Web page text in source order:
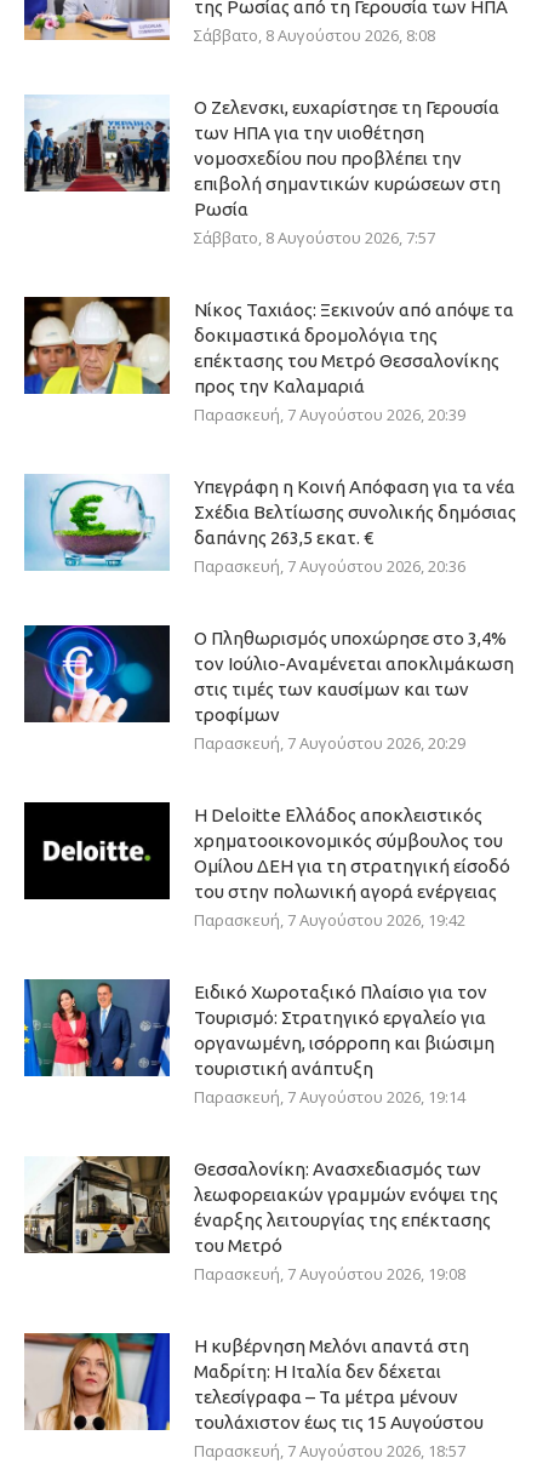
της Ρωσίας από τη Γερουσία των ΗΠΑ
Σάββατο, 8 Αυγούστου 2026, 8:08
Ο Ζελενσκι, ευχαρίστησε τη Γερουσία
των ΗΠΑ για την υιοθέτηση
νομοσχεδίου που προβλέπει την
επιβολή σημαντικών κυρώσεων στη
Ρωσία
Σάββατο, 8 Αυγούστου 2026, 7:57
Νίκος Ταχιάος: Ξεκινούν από απόψε τα
δοκιμαστικά δρομολόγια της
επέκτασης του Μετρό Θεσσαλονίκης
προς την Καλαμαριά
Παρασκευή, 7 Αυγούστου 2026, 20:39
Υπεγράφη η Κοινή Απόφαση για τα νέα
Σχέδια Βελτίωσης συνολικής δημόσιας
δαπάνης 263,5 εκατ. €
Παρασκευή, 7 Αυγούστου 2026, 20:36
Ο Πληθωρισμός υποχώρησε στο 3,4%
τον Ιούλιο-Αναμένεται αποκλιμάκωση
στις τιμές των καυσίμων και των
τροφίμων
Παρασκευή, 7 Αυγούστου 2026, 20:29
Η Deloitte Ελλάδος αποκλειστικός
χρηματοοικονομικός σύμβουλος του
Ομίλου ΔΕΗ για τη στρατηγική είσοδό
του στην πολωνική αγορά ενέργειας
Παρασκευή, 7 Αυγούστου 2026, 19:42
Ειδικό Χωροταξικό Πλαίσιο για τον
Τουρισμό: Στρατηγικό εργαλείο για
οργανωμένη, ισόρροπη και βιώσιμη
τουριστική ανάπτυξη
Παρασκευή, 7 Αυγούστου 2026, 19:14
Θεσσαλονίκη: Ανασχεδιασμός των
λεωφορειακών γραμμών ενόψει της
έναρξης λειτουργίας της επέκτασης
του Μετρό
Παρασκευή, 7 Αυγούστου 2026, 19:08
Η κυβέρνηση Μελόνι απαντά στη
Μαδρίτη: Η Ιταλία δεν δέχεται
τελεσίγραφα – Τα μέτρα μένουν
τουλάχιστον έως τις 15 Αυγούστου
Παρασκευή, 7 Αυγούστου 2026, 18:57